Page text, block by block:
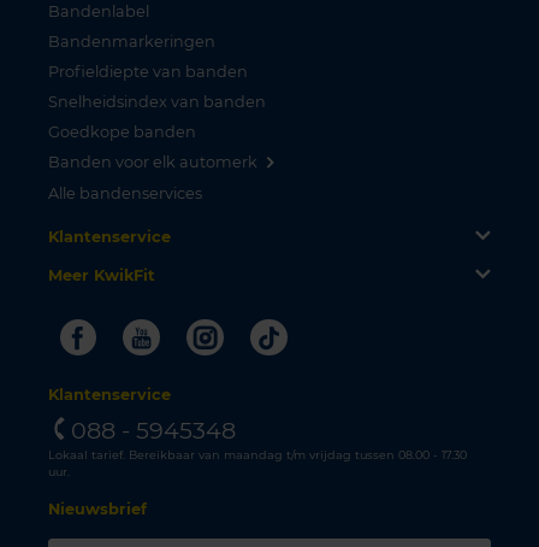
Bandenlabel
Bandenmarkeringen
Profieldiepte van banden
Snelheidsindex van banden
Goedkope banden
Banden voor elk automerk
Alle bandenservices
Klantenservice
Meer KwikFit
FacebookYoutubeInstagram
Tiktok
Klantenservice
088 - 5945348
Lokaal tarief. Bereikbaar van maandag t/m vrijdag tussen 08.00 - 17.30
uur.
Nieuwsbrief